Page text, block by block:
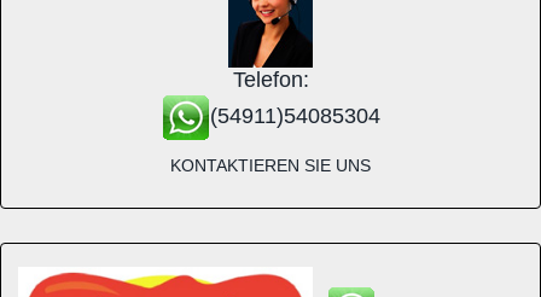
Telefon:
(54911)54085304
KONTAKTIEREN SIE UNS